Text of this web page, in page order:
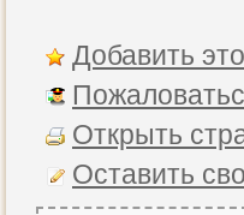
Добавить
Открыть
Оставить